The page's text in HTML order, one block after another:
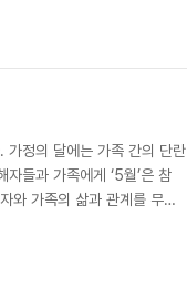
력도 그 이유 중 하나였을 것
었다. ..
가정의 달에는 가족 간의 단란
들과 가족에게 ‘5월’은 참
와 가족의 삶과 관계를 무너
다. 강병선 씨와 강광보 씨